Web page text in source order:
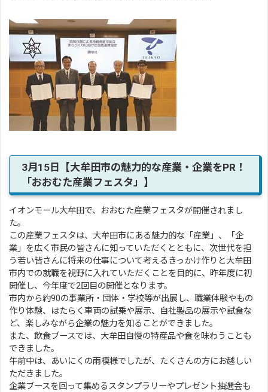
3月15日【大牟田市の魅力的な産業・企業をPR！
「おおむた産業フェスタ」】
イオンモール大牟田で、おおむた産業フェスタが開催されまし
た。
この産業フェスタは、大牟田市にある魅力的な「産業」、「企
業」を広く市民の皆さんに知っていただくとともに、次世代を担
う若い皆さんに将来の仕事について考えるきっかけ作りと大牟田
市内での就職を視野に入れていただくことを目的に、昨年度に初
開催し、今年度で2回目の開催となります。
市内から約90の事業所・団体・学校等が出展し、職業体験やもの
作り体験、はたらく車両の試乗や展示、自社製品の展示や試食な
ど、楽しみながら企業の魅力を知ることができました。
また、飲食ブースでは、大牟田自慢の特産品や食を味わうことも
できました。
午前中は、あいにくの雨模様でしたが、たくさんの方にお越しい
ただきました。
企業ブースを回って集めるスタンプラリーやプレゼント抽選会も